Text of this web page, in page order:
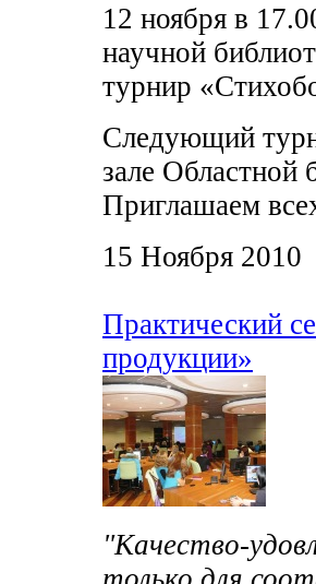
12 ноября в
научной
турнир
Следующий
зале Областной
Приглашаем
15 Ноября 2010
Практический
продукции»
"Качество-